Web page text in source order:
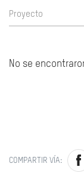
Proyecto
No se
COMPARTIR VÍA: